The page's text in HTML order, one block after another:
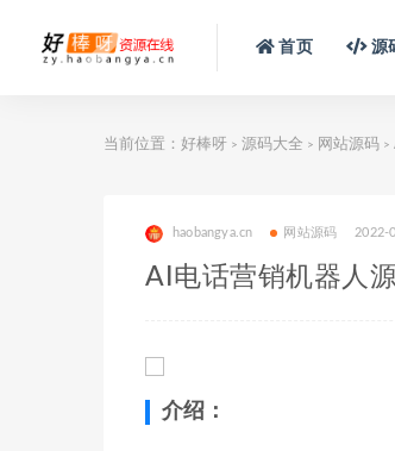
首页 源
当前位置： 好棒呀 > 源码大全 > 网站源码 >
haobangya.cn 网站源码 2022-
AI电话营销机器人
介绍：